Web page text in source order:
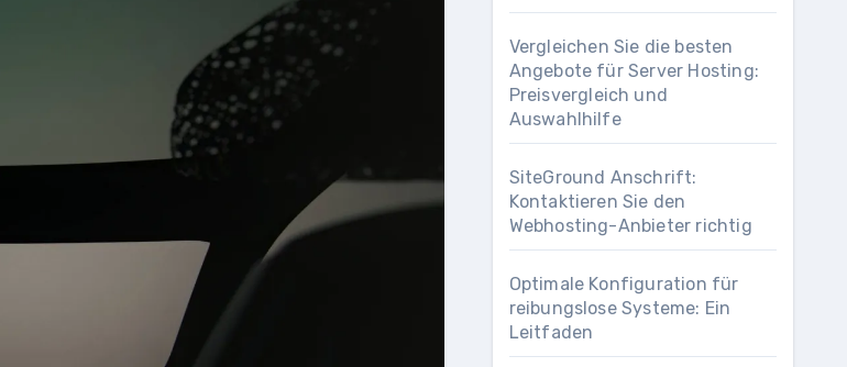
Vergleichen Sie die besten
Angebote für Server Hosting:
Preisvergleich und
Auswahlhilfe
SiteGround Anschrift:
Kontaktieren Sie den
Webhosting-Anbieter richtig
Optimale Konfiguration für
reibungslose Systeme: Ein
Leitfaden